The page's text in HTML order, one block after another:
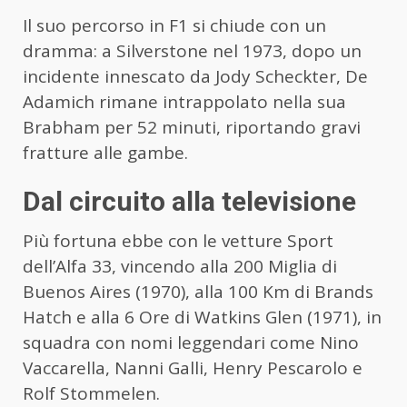
Il suo percorso in F1 si chiude con un
dramma: a Silverstone nel 1973, dopo un
incidente innescato da Jody Scheckter, De
Adamich rimane intrappolato nella sua
Brabham per 52 minuti, riportando gravi
fratture alle gambe.
Dal circuito alla televisione
Più fortuna ebbe con le vetture Sport
dell’Alfa 33, vincendo alla 200 Miglia di
Buenos Aires (1970), alla 100 Km di Brands
Hatch e alla 6 Ore di Watkins Glen (1971), in
squadra con nomi leggendari come Nino
Vaccarella, Nanni Galli, Henry Pescarolo e
Rolf Stommelen.